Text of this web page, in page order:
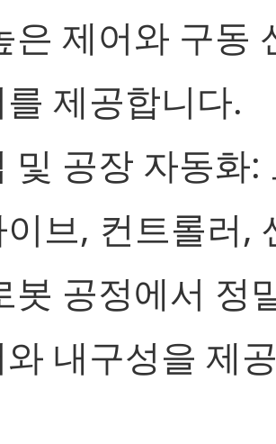
은 제어와 구동
제공합니다.
및 공장 자동화:
브, 컨트롤러,
봇 공정에서 정
내구성을 제